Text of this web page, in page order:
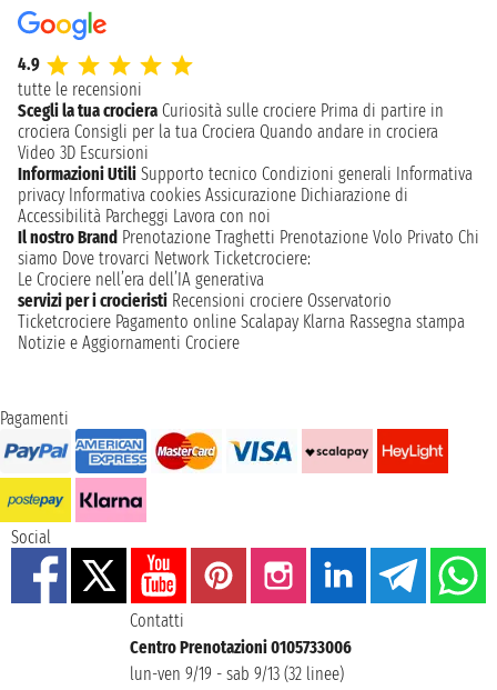
4.9
tutte le recensioni
Scegli la tua crociera Curiosità sulle crociere Prima di partire in
crociera Consigli per la tua Crociera Quando andare in crociera
Video 3D Escursioni
Informazioni Utili Supporto tecnico Condizioni generali Informativa
privacy Informativa cookies Assicurazione Dichiarazione di
Accessibilità Parcheggi Lavora con noi
Il nostro Brand Prenotazione Traghetti Prenotazione Volo Privato Chi
siamo Dove trovarci Network Ticketcrociere:
Le Crociere nell’era dell’IA generativa
servizi per i crocieristi Recensioni crociere Osservatorio
Ticketcrociere Pagamento online Scalapay Klarna Rassegna stampa
Notizie e Aggiornamenti Crociere
Pagamenti
Social
Contatti
Centro Prenotazioni 0105733006
lun-ven 9/19 - sab 9/13 (32 linee)